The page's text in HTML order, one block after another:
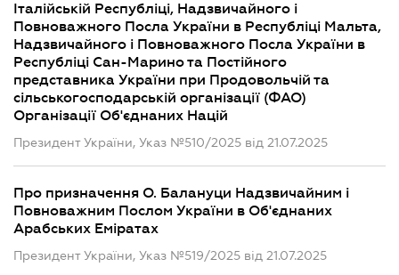
Італійській Республіці, Надзвичайного і
Повноважного Посла України в Республіці Мальта,
Надзвичайного і Повноважного Посла України в
Республіці Сан-Марино та Постійного
представника України при Продовольчій та
сільськогосподарській організації (ФАО)
Організації Об'єднаних Націй
Президент України, Указ №510/2025 від 21.07.2025
Про призначення О. Балануци Надзвичайним і
Повноважним Послом України в Об'єднаних
Арабських Еміратах
Президент України, Указ №519/2025 від 21.07.2025